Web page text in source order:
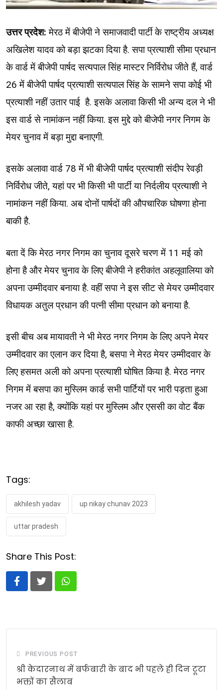
उत्तर प्रदेश: मेरठ में बीजेपी ने समाजवादी पार्टी के राष्ट्रीय अध्यक्ष
अखिलेश यादव को बड़ा झटका दिया है. सपा प्रत्याशी सीमा प्रधान
के वार्ड में बीजेपी पार्षद सत्यपाल सिंह मास्टर निर्विरोध जीते हैं, वार्ड
26 में बीजेपी पार्षद प्रत्याशी सत्यपाल सिंह के सामने सपा कोई भी
प्रत्याशी नहीं उतार पाई है. इसके अलावा किसी भी अन्य दल ने भी
इस वार्ड से नामांकन नहीं किया. इस मुद्दे को बीजेपी नगर निगम के
मेयर चुनाव में बड़ा मुद्दा बनाएगी.
इसके अलावा वार्ड 78 में भी बीजेपी पार्षद प्रत्याशी संदीप रेवड़ी
निर्विरोध जीते, यहां पर भी किसी भी पार्टी या निर्दलीय प्रत्याशी ने
नामांकन नहीं किया. अब दोनों पार्षदों की औपचारिक घोषणा होना
बाकी है.
बता दें कि मेरठ नगर निगम का चुनाव दूसरे चरण में 11 मई को
होना है और मेयर चुनाव के लिए बीजेपी ने हरीकांत अहलूवालिया को
अपना उम्मीदवार बनाया है. वहीं सपा ने इस सीट से मेयर उम्मीदवार
विधायक अतुल प्रधान की पत्नी सीमा प्रधान को बनाया है.
इसी बीच अब मायावती ने भी मेरठ नगर निगम के लिए अपने मेयर
उम्मीदवार का एलान कर दिया है, बसपा ने मेरठ मेयर उम्मीदवार के
लिए हसमत अली को अपना प्रत्याशी घोषित किया है. मेरठ नगर
निगम में बसपा का मुस्लिम कार्ड सभी पार्टियों पर भारी पड़ता हुआ
नजर आ रहा है, क्योंकि यहां पर मुस्लिम और एससी का वोट बैंक
काफी अच्छा खासा है.
Tags:
akhilesh yadav up nikay chunav 2023
uttar pradesh
Share This Post:
Whatsapp
PREVIOUS POST
श्री केदारनाथ में बर्फबारी के बाद भी पहले ही दिन टूटा
भक्तों का सैलाब